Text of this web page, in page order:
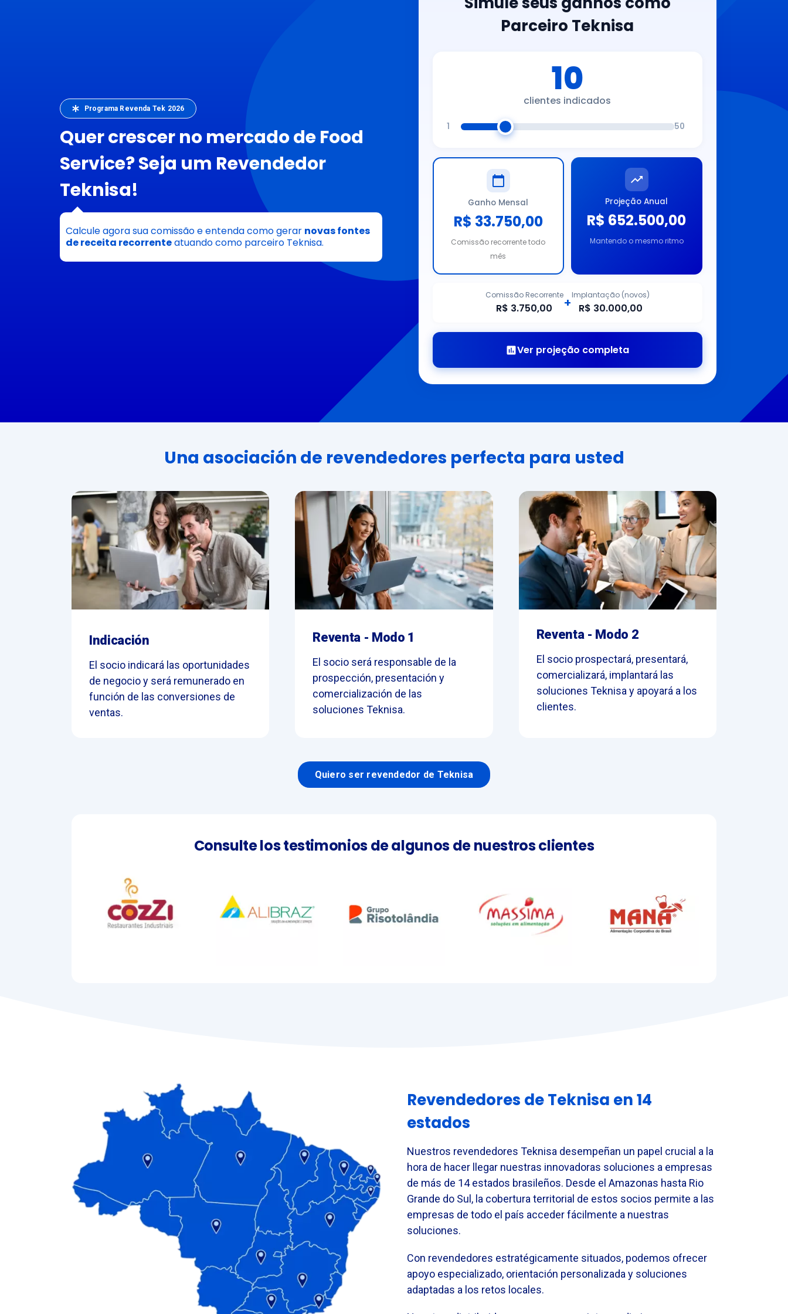
Programa Revenda Tek 2026
Quer crescer no mercado de Food
Service? Seja um Revendedor
Teknisa!
Calcule agora sua comissão e entenda como gerar novas fontes
de receita recorrenteatuando como parceiro Teknisa.
Parceiro Teknisa
10
clientes indicados
1 50
Ganho Mensal
R$ 33.750,00
Comissão recorrente todo
mês
Projeção Anual
R$ 652.500,00
Mantendo o mesmo ritmo
Comissão Recorrente
R$ 3.750,00 +Implantação (novos)
R$ 30.000,00
Ver projeção completa
Una asociación de revendedores perfecta para usted
Indicación
El socio indicará las oportunidades
de negocio y será remunerado en
función de las conversiones de
ventas.
Reventa - Modo 1
El socio será responsable de la
prospección, presentación y
comercialización de las
soluciones Teknisa.
Reventa - Modo 2
El socio prospectará, presentará,
comercializará, implantará las
soluciones Teknisa y apoyará a los
clientes.
Quiero ser revendedor de Teknisa
Consulte los testimonios de algunos de nuestros clientes
Revendedores de Teknisa en 14
estados
Nuestros revendedores Teknisa desempeñan un papel crucial a la
hora de hacer llegar nuestras innovadoras soluciones a empresas
de más de 14 estados brasileños. Desde el Amazonas hasta Rio
Grande do Sul, la cobertura territorial de estos socios permite a las
empresas de todo el país acceder fácilmente a nuestras
soluciones.
Con revendedores estratégicamente situados, podemos ofrecer
apoyo especializado, orientación personalizada y soluciones
adaptadas a los retos locales.